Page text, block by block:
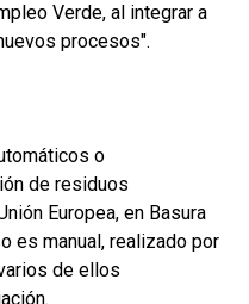
Verde, al integrar a
procesos".
o
de residuos
Europea, en Basura
es manual, realizado por
de ellos